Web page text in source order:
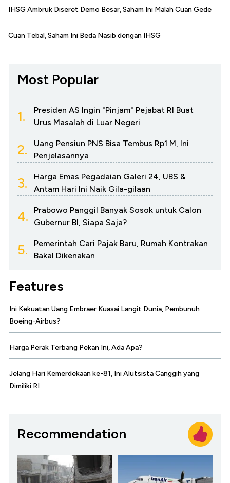
IHSG Ambruk Diseret Demo Besar, Saham Ini Malah Cuan Gede
Cuan Tebal, Saham Ini Beda Nasib dengan IHSG
Most Popular
1.
Presiden AS Ingin "Pinjam" Pejabat RI Buat
Urus Masalah di Luar Negeri
2.
Uang Pensiun PNS Bisa Tembus Rp1 M, Ini
Penjelasannya
3.
Harga Emas Pegadaian Galeri 24, UBS &
Antam Hari Ini Naik Gila-gilaan
4.
Prabowo Panggil Banyak Sosok untuk Calon
Gubernur BI, Siapa Saja?
5.
Pemerintah Cari Pajak Baru, Rumah Kontrakan
Bakal Dikenakan
Features
Ini Kekuatan Uang Embraer Kuasai Langit Dunia, Pembunuh
Boeing-Airbus?
Harga Perak Terbang Pekan Ini, Ada Apa?
Jelang Hari Kemerdekaan ke-81, Ini Alutsista Canggih yang
Dimiliki RI
Recommendation